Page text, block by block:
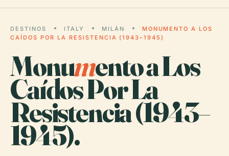
DESTINOS ITALY MILÁN
MONUMENTO A LOS
CAÍDOS POR LA RESISTENCIA (1943–1945)
Monumento a Los
Caídos Por La
Resistencia (1943–
1945).